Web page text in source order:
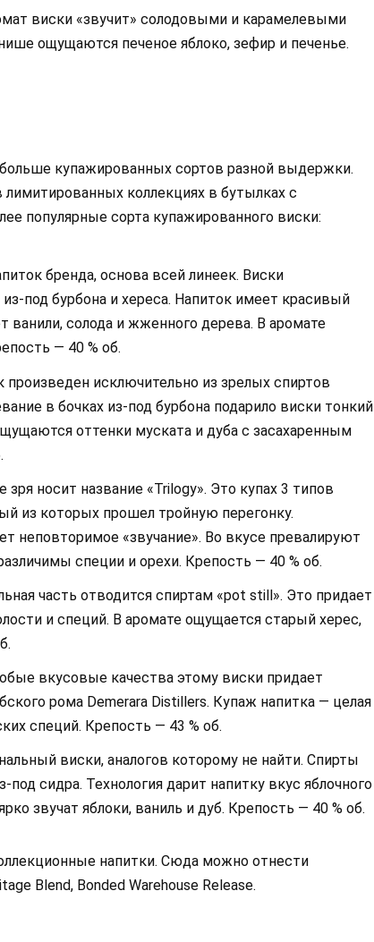
виски «звучит» солодовыми и карамелевыми
ощущаются печеное яблоко, зефир и печенье.
купажированных сортов разной выдержки.
коллекциях в бутылках с
популярные сорта купажированного виски:
бренда, основа всей линеек. Виски
под бурбона и хереса. Напиток имеет красивый
солода и жженного дерева. В аромате
— 40 % об.
произведен исключительно из зрелых спиртов
в бочках из-под бурбона подарило виски тонкий
оттенки муската и дуба с засахаренным
носит название «Trilogy». Это купах 3 типов
из которых прошел тройную перегонку.
неповторимое «звучание». Во вкусе превалируют
специи и орехи. Крепость — 40 % об.
часть отводится спиртам «pot still». Это придает
и специй. В аромате ощущается старый херес,
вкусовые качества этому виски придает
рома Demerara Distillers. Купаж напитка — целая
специй. Крепость — 43 % об.
виски, аналогов которому не найти. Спирты
сидра. Технология дарит напитку вкус яблочного
звучат яблоки, ваниль и дуб. Крепость — 40 % об.
напитки. Сюда можно отнести
Blend, Bonded Warehouse Release.